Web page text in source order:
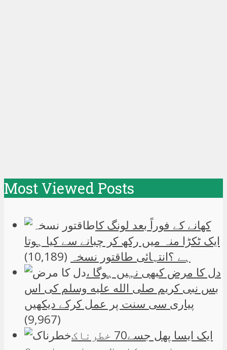
Most Viewed Posts
کھانے کے فوراً بعد لونگ کا
ایک ٹکڑا منہ میں رکھ کر چبانے سے کیا ہوتا
ہے ؟انتہائی طاقتور نسخہ (10,189)
دل کا مرض کبھی نہیں ہوگا ،
بس نبی کریم صلی الله علیه وسلم کی اس
پیاری سی سنت پر عمل کرکے دیکھیں
(9,967)
ایک ایسا پھل جسے70 خطرناک